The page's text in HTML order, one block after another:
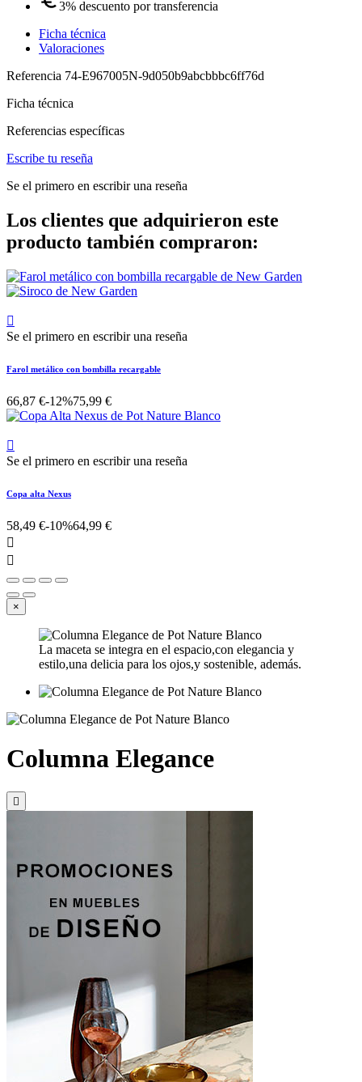
3% descuento por transferencia
Ficha técnica
Valoraciones
Referencia 74-E967005N-9d050b9abcbbbc6ff76d
Ficha técnica
Referencias específicas
Escribe tu reseña
Se el primero en escribir una reseña
Los clientes que adquirieron este
producto también compraron:

Se el primero en escribir una reseña
Farol metálico con bombilla recargable
66,87 €-12%75,99 €

Se el primero en escribir una reseña
Copa alta Nexus
58,49 €-10%64,99 €


×
La maceta se integra en el espacio,con elegancia y
estilo,una delicia para los ojos,y sostenible, además.
Columna Elegance
